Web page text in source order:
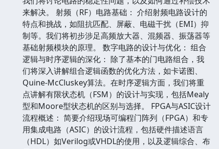
来解决。 射频（RF）电路基础： 介绍射频电路设计的
特点和挑战，如阻抗匹配、屏蔽、电磁干扰（EMI）抑
制等。我们将初步涉足高频放大器、混频器、振荡器等
基础射频模块的原理。 数字电路的设计与优化： 组合
逻辑与时序逻辑的深化： 除了基本的门电路组合，我
们将深入讲解组合逻辑函数的优化方法，如卡诺图、
Quine-McCluskey算法。在时序逻辑方面，我们将重
点讲解有限状态机（FSM）的设计与实现，包括Mealy
型和Moore型状态机的区别与选择。 FPGA与ASIC设计
流程概述： 简要介绍现场可编程门阵列（FPGA）和专
用集成电路（ASIC）的设计流程，包括硬件描述语言
（HDL）如Verilog或VHDL的使用，以及逻辑综合、布